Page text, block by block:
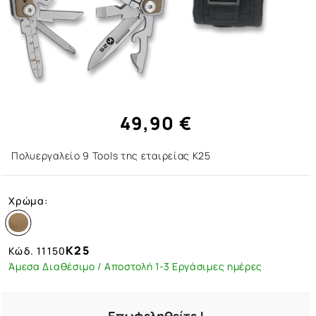
49,90 €
Πολυεργαλείο 9 Tools της εταιρείας K25
Χρώμα:
Κώδ.11150K25
Άμεσα Διαθέσιμο / Αποστολή 1-3 Εργάσιμες ημέρες